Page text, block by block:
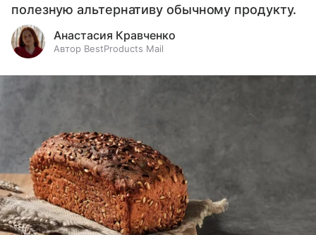
полезную альтернативу обычному продукту.
Анастасия Кравченко
Автор BestProducts Mail